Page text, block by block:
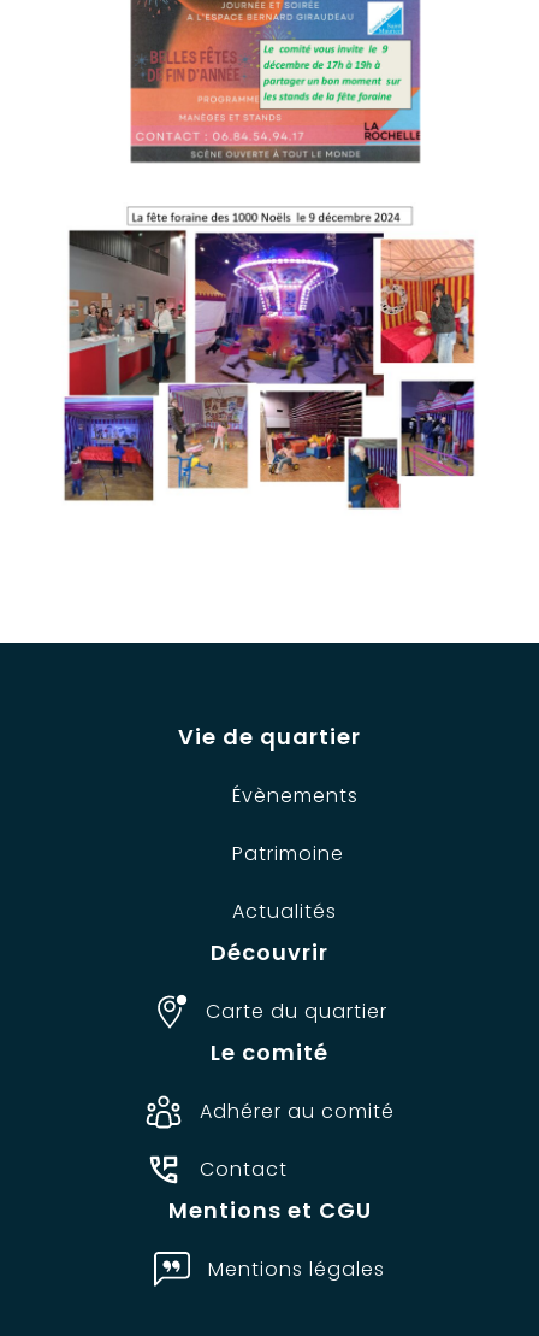
Vie de quartier
Évènements
Patrimoine
Actualités
Découvrir
Carte du quartier
Le comité
Adhérer au comité
Contact
Mentions et CGU
Mentions légales